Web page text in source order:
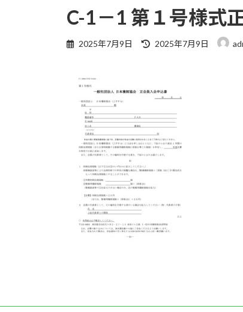
C-1－1 第１号様式
2025年7月9日
最
日
時
:
2025年7月9日